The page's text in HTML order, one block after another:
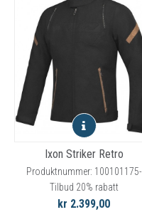
Ixon Striker Retro
Produktnummer: 100101175-
Tilbud 20% rabatt
kr 2.399,00